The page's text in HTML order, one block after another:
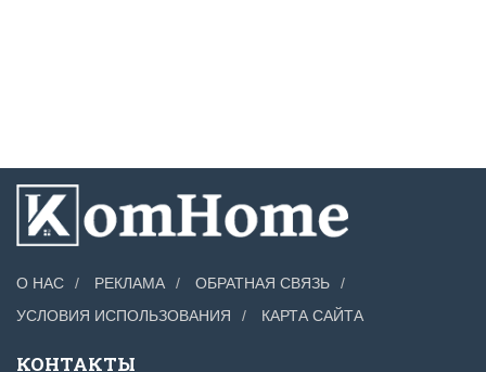
О НАС РЕКЛАМА
ОБРАТНАЯ СВЯЗЬ
УСЛОВИЯ ИСПОЛЬЗОВАНИЯ
КАРТА САЙТА
КОНТАКТЫ